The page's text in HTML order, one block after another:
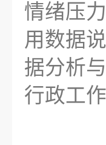
情绪压
用数据
据分析
行政工